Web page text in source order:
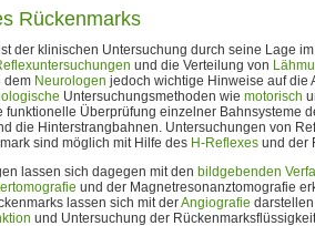
Rückenmarks
der klinischen Untersuchung durch seine Lage
und die Verteilung von
dem Neurologen jedoch wichtige Hinweise auf die
Untersuchungsmethoden wie motorisch
funktionelle Überprüfung einzelner Bahnsysteme
die Hinterstrangbahnen. Untersuchungen von
sind möglich mit Hilfe des H-Reflexes und der
lassen sich dagegen mit den bildgebenden
und der Magnetresonanztomografie
lassen sich mit derAngiografie
und Untersuchung der